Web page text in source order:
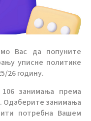
Вас да попуните
уписне политике
26 годину.
занимања према
Одаберите занимања
потребна Вашем